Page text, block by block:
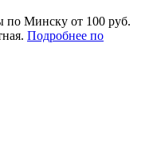
по Минску от 100 руб.
Подробнее по